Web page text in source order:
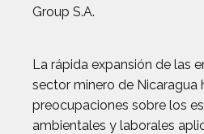
Group S.A.
La rápida expansión de las
sector minero de Nicaragua
preocupaciones sobre los
ambientales y laborales